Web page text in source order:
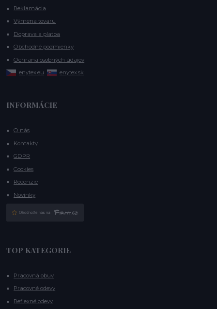
Reklamácia
Výmena tovaru
Doprava a platba
Obchodné podmienky
Ochrana osobných údajov
enytex.eu
enytex.sk
INFORMÁCIE
O nás
Kontakty
GDPR
Cookies
Recenzie
Novinky
TOP KATEGORIE
Pracovná obuv
Pracovné odevy
Reflexné odevy